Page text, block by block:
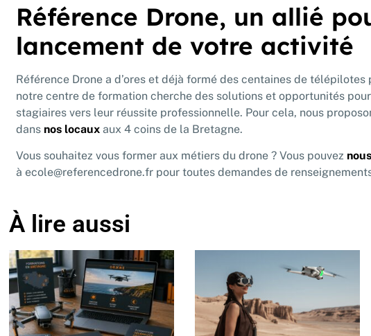
Référence Drone, un allié
lancement de votre activité
Référence Drone a d’ores et déjà formé des centaines de télépilotes
notre centre de formation cherche des solutions et opportunités
stagiaires vers leur réussite professionnelle. Pour cela, nous
dans nos locaux aux 4 coins de la Bretagne.
Vous souhaitez vous former aux métiers du drone ? Vous pouvez
àecole@referencedrone.fr pour toutes demandes de
À lire aussi